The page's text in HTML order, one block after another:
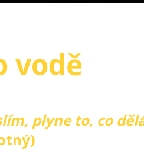
vodě
plyne to, co